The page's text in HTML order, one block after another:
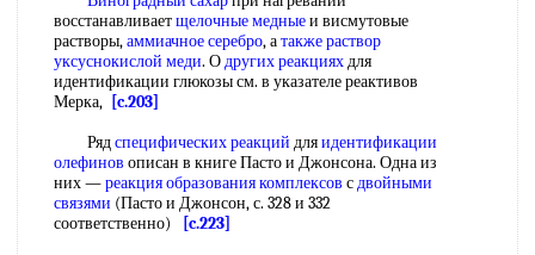
восстанавливаетщелочные медныеи висмутовые
растворы,аммиачное серебро, атакже раствор
уксуснокислой меди. Одругих реакцияхдля
идентификации глюкозы см. в указателе реактивов
Мерка, [c.203]
Рядспецифических реакций дляидентификации
олефинов описан в книге Пасто и Джонсона. Одна из
них —реакция образования комплексов сдвойными
связями (Пасто и Джонсон, с. 328 и 332
соответственно)
[c.223]